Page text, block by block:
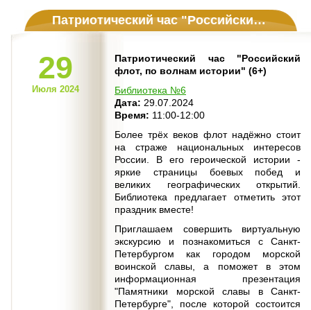
Патриотический час "Российский флот, по волнам истории" (6+)
29
Июля 2024
Патриотический час "Российский
флот, по волнам истории" (6+)
Библиотека №6
Дата: 29.07.2024
Время: 11:00-12:00
Более трёх веков флот надёжно стоит
на страже национальных интересов
России. В его героической истории -
яркие страницы боевых побед и
великих географических открытий.
Библиотека предлагает отметить этот
праздник вместе!
Приглашаем совершить виртуальную
экскурсию и познакомиться с Санкт-
Петербургом как городом морской
воинской славы, а поможет в этом
информационная презентация
"Памятники морской славы в Санкт-
Петербурге", после которой состоится